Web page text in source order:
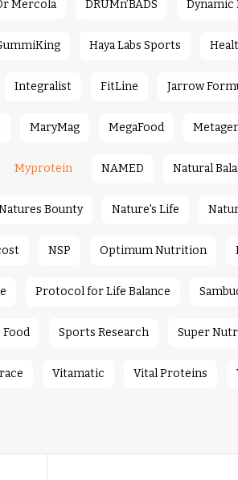
Mercola DRUMn’BADS Dynamic
Haya Labs Sports
Integralist FitLine Jarrow
MaryMag MegaFood
Myprotein NAMED Natural
Bounty Nature's Life
NSP Optimum Nutrition
Protocol for Life Balance
Food Sports Research Super
Vitamatic Vital Proteins